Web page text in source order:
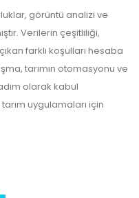
görüntü analizi ve
Verilerin çeşitliliği,
farklı koşulları hesaba
tarımın otomasyonu ve
olarak kabul
uygulamaları için